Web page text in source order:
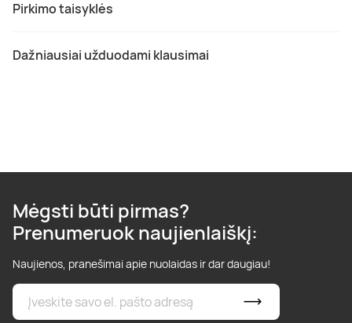
Pirkimo taisyklės
Dažniausiai užduodami klausimai
Mėgsti būti pirmas?
Prenumeruok naujienlaiškį:
Naujienos, pranešimai apie nuolaidas ir dar daugiau!